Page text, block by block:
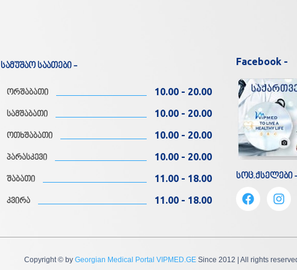
სამუშაო საათები -
ორშაბათი 10.00 - 20.00
სამშაბათი 10.00 - 20.00
ოთხშაბათი 10.00 - 20.00
პარასკევი 10.00 - 20.00
შაბათი 11.00 - 18.00
კვირა 11.00 - 18.00
Facebook -
სოც.ქსელები -
Copyright © by Georgian Medical Portal VIPMED.GE Since 2012 | All rights